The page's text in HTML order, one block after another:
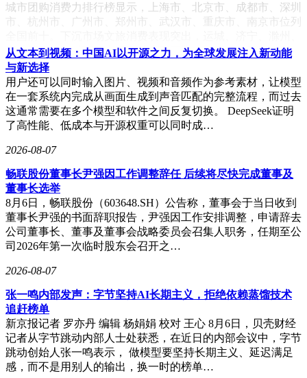
城市团购消费力排行榜显示，上海市、北京市、成都市、深圳
市、杭州市、广州市、郑州市、武汉市、重庆市、南京市位列
商丘等三线及以下城市团购销售额同比大幅增长，无锡、宿
迁、洛阳、上饶等地增幅均超40%。这些城市凭借独特的在地
体验和高性价比，持续承接“反向旅游”需求。
体验经济成为假日消费新趋势。博物馆相关抖音团购环比增长
超1倍，非遗手工类团购销售额增长56%，中华老字号销售额
同比增长64%、订单量增长20%。陶艺、汉服古风妆造体验等
文化互动项目受到年轻人欢迎，采摘农家乐、拼豆手工等休闲
区、上海迪士尼度假区、开封万岁山武侠城等景点综合销售额
和网友互动量位居前列。
赛事游成为今年“五一”假期的新增长点。抖音生活服务联合多
地文旅部门打造“跟着苏超游江苏”“爱拼超会赢-闽超带你逛福
建”等主题活动，通过赛事串联食住行娱需求，带动区域文旅
放量超12.76亿次，网友投稿超过3.2万条；“闽超”揭幕战抖音
播放量突破3.7亿次。
为保障消费者权益，抖音生活服务启动“快乐五一安心出游”服
务保障专项，设置旅游服务和食品安全两条专线，为全国消费
者提供安心、便捷的消费体验。平台数据显示，电影票销售额
环比增长91%，商超购物券环比增幅达83%，综合商场消费环
比提升72%，假日消费呈现多元化联动增长态势。
从文本到视频：中国AI以开源之力，为全球发展注入新动能
与新选择
用户还可以同时输入图片、视频和音频作为参考素材，让模型
在一套系统内完成从画面生成到声音匹配的完整流程，而过去
这通常需要在多个模型和软件之间反复切换。 DeepSeek证明
了高性能、低成本与开源权重可以同时成…
2026-08-07
畅联股份董事长尹强因工作调整辞任 后续将尽快完成董事及
董事长选举
8月6日，畅联股份（603648.SH）公告称，董事会于当日收到
董事长尹强的书面辞职报告，尹强因工作安排调整，申请辞去
公司董事长、董事及董事会战略委员会召集人职务，任期至公
司2026年第一次临时股东会召开之…
2026-08-07
张一鸣内部发声：字节坚持AI长期主义，拒绝依赖蒸馏技术
追赶榜单
新京报记者 罗亦丹 编辑 杨娟娟 校对 王心 8月6日，贝壳财经
记者从字节跳动内部人士处获悉，在近日的内部会议中，字节
跳动创始人张一鸣表示， 做模型要坚持长期主义、延迟满足
感，而不是用别人的输出，换一时的榜单…